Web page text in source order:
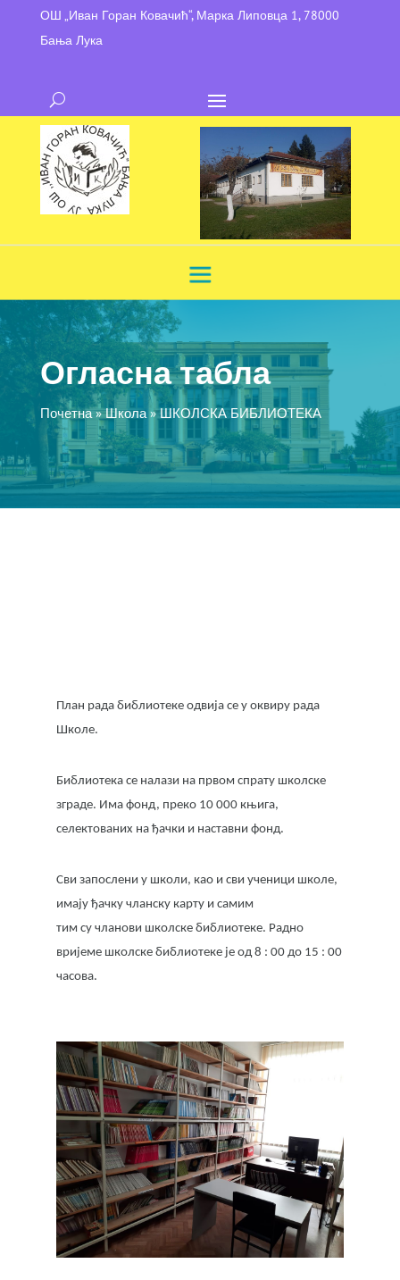
ОШ „Иван Горан Ковачић“, Марка Липовца 1, 78000
Бања Лука
Огласна табла
Почетна»Школа»ШКОЛСКА БИБЛИОТЕКА
План рада библиотеке одвија се у оквиру рада
Школе.
Библиотека се налази на првом спрату школске
зграде. Има фонд, преко 10 000 књига,
селектованих на ђачки и наставни фонд.
Сви запослени у школи, као и сви ученици школе,
имају ђачку чланску карту и самим
тим су чланови школске библиотеке. Радно
вријеме школске библиотеке је од 8 : 00 до 15 : 00
часова.